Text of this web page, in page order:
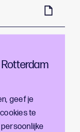
geef je
te
rusten
toekomen.